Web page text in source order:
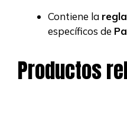
Contiene la
específicos de
Productos